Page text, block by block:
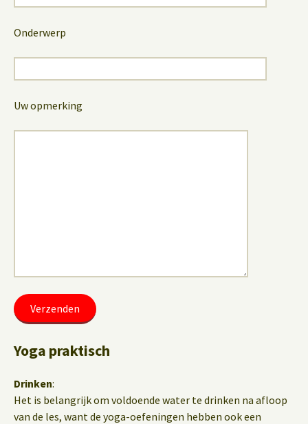
Onderwerp
Uw opmerking
Yoga praktisch
Drinken:
Het is belangrijk om voldoende water te drinken na afloop
van de les, want de yoga-oefeningen hebben ook een